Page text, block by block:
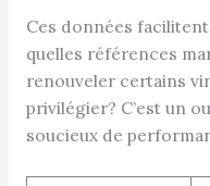
Ces données
quelles références
renouveler certains
privilégier? C’est un
soucieux de